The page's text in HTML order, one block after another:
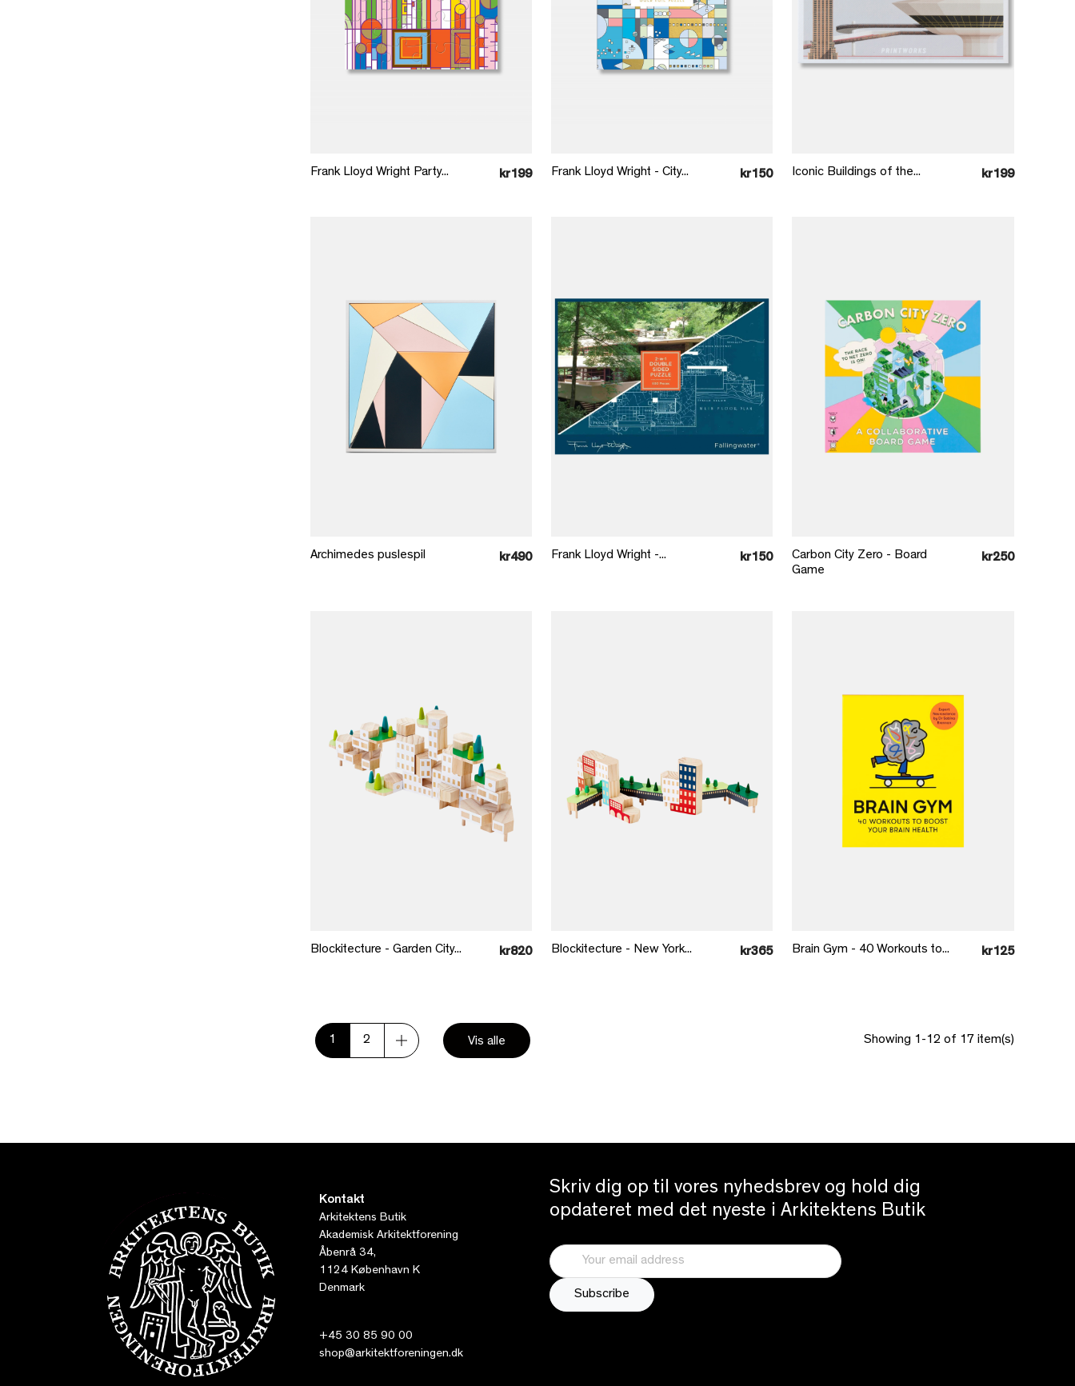
Frank Lloyd Wright Party... kr199 Frank Lloyd Wright - City... kr150 Iconic Buildings of the... kr199
Archimedes puslespil kr490 Frank Lloyd Wright -... kr150
Carbon City Zero - Board
Game
kr250
Blockitecture - Garden City... kr820 Blockitecture - New York... kr365 Brain Gym - 40 Workouts to... kr125
1 2 Vis alle Showing 1-12 of 17 item(s)
Kontakt
Arkitektens Butik
Akademisk Arkitektforening
Åbenrå 34,
1124 København K
Denmark
+45 30 85 90 00
shop@arkitektforeningen.dk
Skriv dig op til vores nyhedsbrev og hold dig
opdateret med det nyeste i Arkitektens Butik